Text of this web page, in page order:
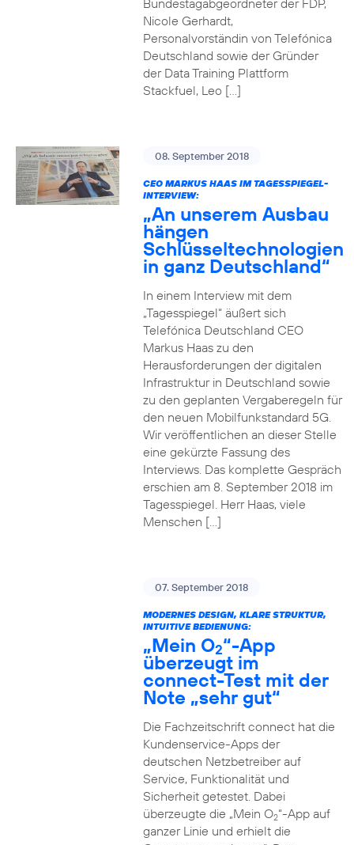
Bundestagabgeordneter der FDP,
Nicole Gerhardt,
Personalvorständin von Telefónica
Deutschland sowie der Gründer
der Data Training Plattform
Stackfuel, Leo […]
08. September 2018
CEO MARKUS HAAS IM TAGESSPIEGEL-
INTERVIEW:
„An unserem Ausbau
hängen
Schlüsseltechnologien
in ganz Deutschland“
In einem Interview mit dem
„Tagesspiegel“ äußert sich
Telefónica Deutschland CEO
Markus Haas zu den
Herausforderungen der digitalen
Infrastruktur in Deutschland sowie
zu den geplanten Vergaberegeln für
den neuen Mobilfunkstandard 5G.
Wir veröffentlichen an dieser Stelle
eine gekürzte Fassung des
Interviews. Das komplette Gespräch
erschien am 8. September 2018 im
Tagesspiegel. Herr Haas, viele
Menschen […]
07. September 2018
MODERNES DESIGN, KLARE STRUKTUR,
INTUITIVE BEDIENUNG:
„Mein O2“-App
überzeugt im
connect-Test mit der
Note „sehr gut“
Die Fachzeitschrift connect hat die
Kundenservice-Apps der
deutschen Netzbetreiber auf
Service, Funktionalität und
Sicherheit getestet. Dabei
überzeugte die „Mein O2“-App auf
ganzer Linie und erhielt die